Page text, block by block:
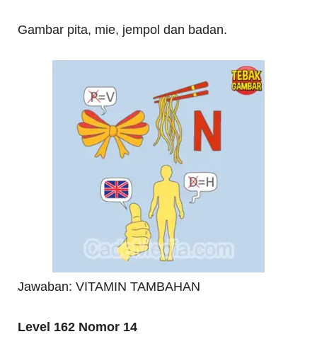
Gambar pita, mie, jempol dan badan.
Jawaban: VITAMIN TAMBAHAN
Level 162 Nomor 14